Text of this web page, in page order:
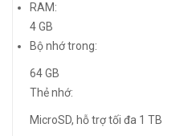
RAM:
4 GB
Bộ nhớ trong:
64 GB
Thẻ nhớ:
MicroSD, hỗ trợ tối đa 1 TB